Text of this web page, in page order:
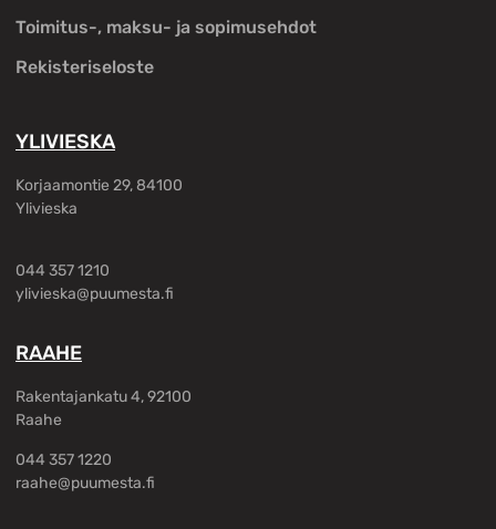
Toimitus-, maksu- ja sopimusehdot
Rekisteriseloste
YLIVIESKA
Korjaamontie 29, 84100
Ylivieska
044 357 1210
ylivieska@puumesta.fi
RAAHE
Rakentajankatu 4, 92100
Raahe
044 357 1220
raahe@puumesta.fi